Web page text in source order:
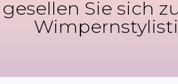
gesellen Sie sich